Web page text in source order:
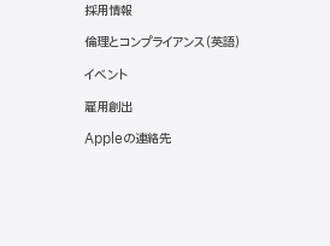
採用情報
倫理とコンプライアンス（英語）
イベント
雇用創出
Appleの連絡先